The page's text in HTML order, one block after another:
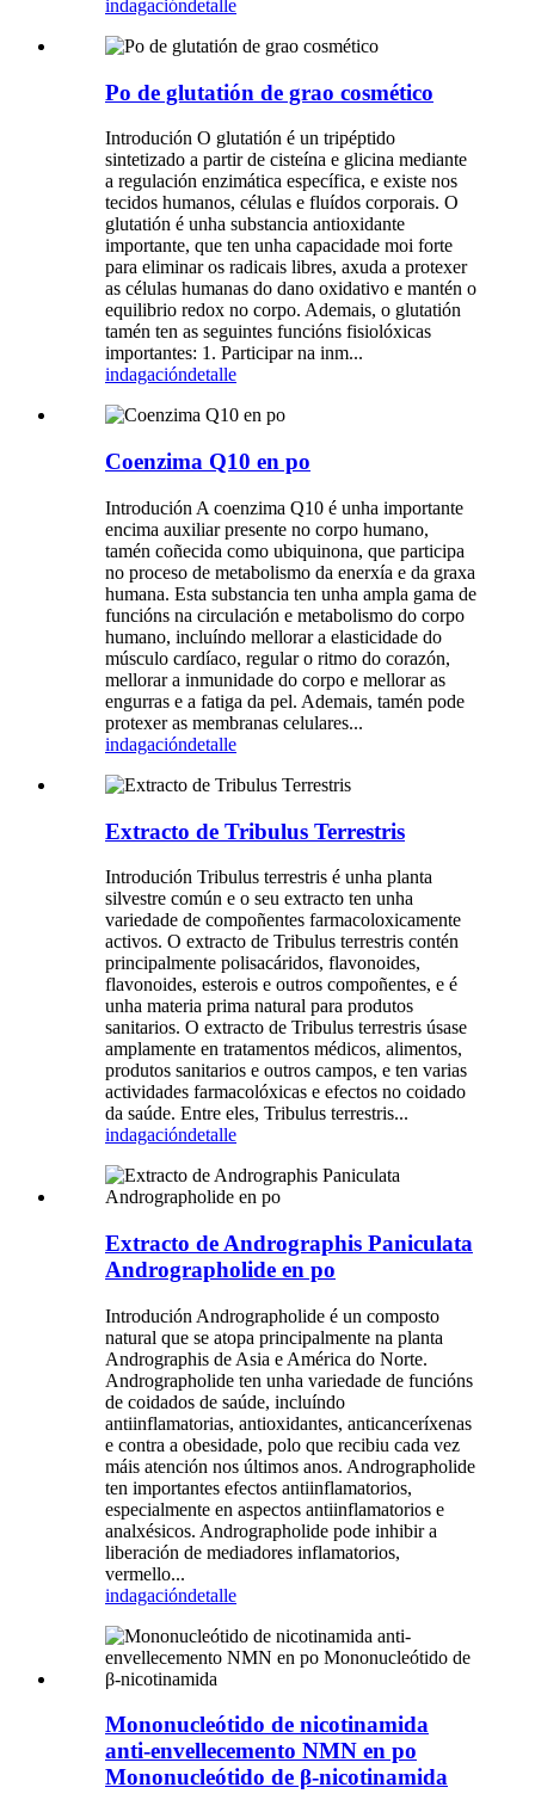
indagacióndetalle
Po de glutatión de grao cosmético
Introdución O glutatión é un tripéptido
sintetizado a partir de cisteína e glicina mediante
a regulación enzimática específica, e existe nos
tecidos humanos, células e fluídos corporais. O
glutatión é unha substancia antioxidante
importante, que ten unha capacidade moi forte
para eliminar os radicais libres, axuda a protexer
as células humanas do dano oxidativo e mantén o
equilibrio redox no corpo. Ademais, o glutatión
tamén ten as seguintes funcións fisiolóxicas
importantes: 1. Participar na inm...
indagacióndetalle
Coenzima Q10 en po
Introdución A coenzima Q10 é unha importante
encima auxiliar presente no corpo humano,
tamén coñecida como ubiquinona, que participa
no proceso de metabolismo da enerxía e da graxa
humana. Esta substancia ten unha ampla gama de
funcións na circulación e metabolismo do corpo
humano, incluíndo mellorar a elasticidade do
músculo cardíaco, regular o ritmo do corazón,
mellorar a inmunidade do corpo e mellorar as
engurras e a fatiga da pel. Ademais, tamén pode
protexer as membranas celulares...
indagacióndetalle
Extracto de Tribulus Terrestris
Introdución Tribulus terrestris é unha planta
silvestre común e o seu extracto ten unha
variedade de compoñentes farmacoloxicamente
activos. O extracto de Tribulus terrestris contén
principalmente polisacáridos, flavonoides,
flavonoides, esterois e outros compoñentes, e é
unha materia prima natural para produtos
sanitarios. O extracto de Tribulus terrestris úsase
amplamente en tratamentos médicos, alimentos,
produtos sanitarios e outros campos, e ten varias
actividades farmacolóxicas e efectos no coidado
da saúde. Entre eles, Tribulus terrestris...
indagacióndetalle
Extracto de Andrographis Paniculata
Andrographolide en po
Introdución Andrographolide é un composto
natural que se atopa principalmente na planta
Andrographis de Asia e América do Norte.
Andrographolide ten unha variedade de funcións
de coidados de saúde, incluíndo
antiinflamatorias, antioxidantes, anticanceríxenas
e contra a obesidade, polo que recibiu cada vez
máis atención nos últimos anos. Andrographolide
ten importantes efectos antiinflamatorios,
especialmente en aspectos antiinflamatorios e
analxésicos. Andrographolide pode inhibir a
liberación de mediadores inflamatorios,
vermello...
indagacióndetalle
Mononucleótido de nicotinamida
anti-envellecemento NMN en po
Mononucleótido de β-nicotinamida